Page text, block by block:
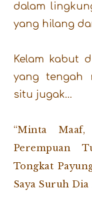
dalam
yang hilang
Kelam kabut
yang tengah
situ jugak…
“minta
Perempuan
Tongkat
Saya Suruh